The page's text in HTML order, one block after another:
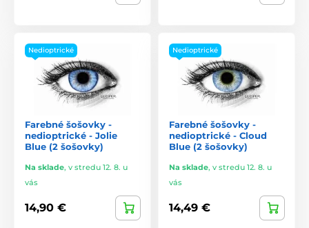
Nedioptrické
Farebné šošovky -
nedioptrické - Jolie
Blue (2 šošovky)
Na sklade, v stredu 12. 8. u
vás
14,90 €
Nedioptrické
Farebné šošovky -
nedioptrické - Cloud
Blue (2 šošovky)
Na sklade, v stredu 12. 8. u
vás
14,49 €